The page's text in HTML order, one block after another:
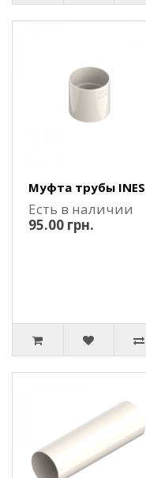
Муфта трубы INES
Есть в наличии
95.00 грн.